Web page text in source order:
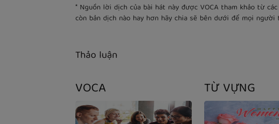
* Nguồn lời dịch của bài hát này được VOCA tham khảo từ
còn bản dịch nào hay hơn hãy chia sẽ bên dưới để mọi người
Thảo luận
VOCA TỪ VỰNG